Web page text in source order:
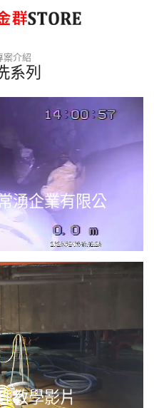
案介紹
系列
湧企業有限公
教學影片